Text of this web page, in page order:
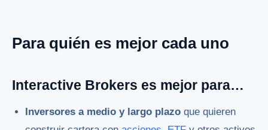
Para quién es mejor cada uno
Interactive Brokers es mejor para…
Inversores a medio y largo plazo que quieren